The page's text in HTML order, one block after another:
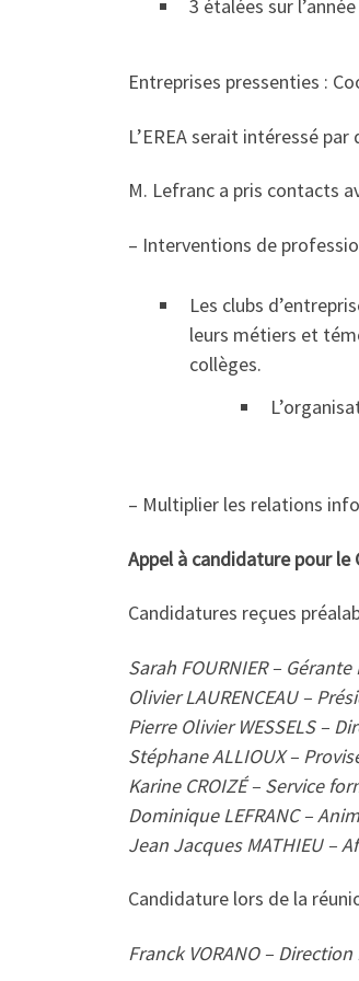
3 étalées sur
Entreprises pressenties :
L’EREA serait intéressé
M. Lefranc a pris contacts
– Interventions de
Les clubs
leurs métiers et
collèges.
– Multiplier les relations
Appel à candidature pour
Candidatures reçues
Sarah FOURNIER –
Olivier LAURENCEAU –
Pierre Olivier WESSELS –
Stéphane ALLIOUX –
Karine CROIZÉ – Service
Dominique LEFRANC –
Jean Jacques MATHIEU –
Candidature lors de la
Franck VORANO –